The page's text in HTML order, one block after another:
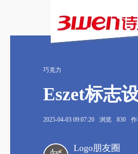
巧克力
Eszet标志
2025-04-03 09:07:20 浏览 830
Logo朋友圈